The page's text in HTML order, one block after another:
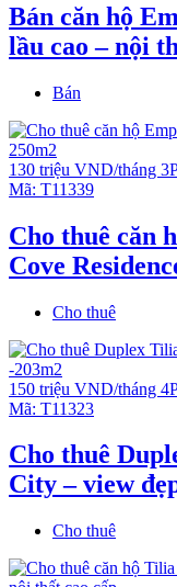
Bán căn hộ
lầu cao – nội
Bán
130 triệu VND/tháng
Mã: T11339
Cho thuê căn
Cove
Cho thuê
150 triệu VND/tháng
Mã: T11323
Cho thuê
City – view
Cho thuê